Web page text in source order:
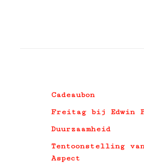
Cadeaubon
Freitag bij Edwin
Duurzaamheid
Tentoonstelling
Aspect